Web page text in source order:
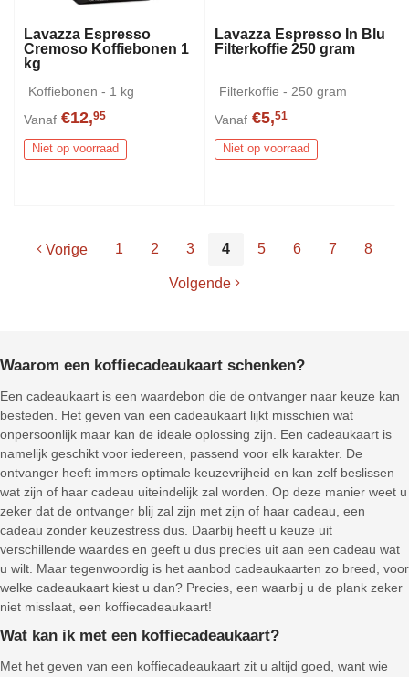
Lavazza Espresso
Cremoso Koffiebonen 1
kg
Koffiebonen - 1 kg
Vanaf €12,95
Niet op voorraad
Lavazza Espresso In Blu
Filterkoffie 250 gram
Filterkoffie - 250 gram
Vanaf €5,51
Niet op voorraad
Vorige 1 2 3 4 5 6 7 8
Volgende
Waarom een koffiecadeaukaart schenken?
Een cadeaukaart is een waardebon die de ontvanger naar keuze kan
besteden. Het geven van een cadeaukaart lijkt misschien wat
onpersoonlijk maar kan de ideale oplossing zijn. Een cadeaukaart is
namelijk geschikt voor iedereen, passend voor elk karakter. De
ontvanger heeft immers optimale keuzevrijheid en kan zelf beslissen
wat zijn of haar cadeau uiteindelijk zal worden. Op deze manier weet u
zeker dat de ontvanger blij zal zijn met zijn of haar cadeau, een
cadeau zonder keuzestress dus. Daarbij heeft u keuze uit
verschillende waardes en geeft u dus precies uit aan een cadeau wat
u wilt. Maar tegenwoordig is het aanbod cadeaukaarten zo breed, voor
welke cadeaukaart kiest u dan? Precies, een waarbij u de plank zeker
niet misslaat, een koffiecadeaukaart!
Wat kan ik met een koffiecadeaukaart?
Met het geven van een koffiecadeaukaart zit u altijd goed, want wie